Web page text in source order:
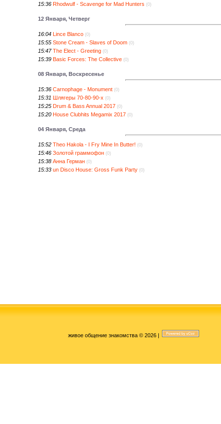
15:36 Rhodwulf - Scavenge for Mad Hunters (0)
12 Января, Четверг
16:04 Lince Blanco (0)
15:55 Stone Cream - Slaves of Doom (0)
15:47 The Elect - Greeting (0)
15:39 Basic Forces: The Collective (0)
08 Января, Воскресенье
15:36 Carnophage - Monument (0)
15:31 Шлягеры 70-80-90-х (0)
15:25 Drum & Bass Annual 2017 (0)
15:20 House Clubhits Megamix 2017 (0)
04 Января, Среда
15:52 Theo Hakola - I Fry Mine In Butter! (0)
15:46 Золотой граммофон (0)
15:38 Анна Герман (0)
15:33 un Disco House: Gross Funk Party (0)
живое общение знакомства © 2026|